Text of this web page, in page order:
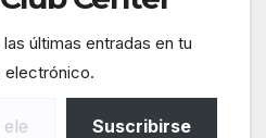
últimas entradas en tu
electrónico.
Suscribirse